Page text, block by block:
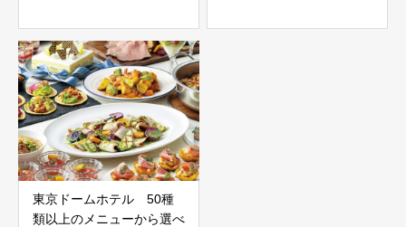
東京ドームホテル 50種
類以上のメニューから選べ